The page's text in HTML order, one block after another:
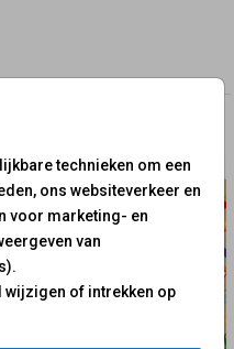
technieken om een
ons websiteverkeer en
voor marketing- en
van
of intrekken op